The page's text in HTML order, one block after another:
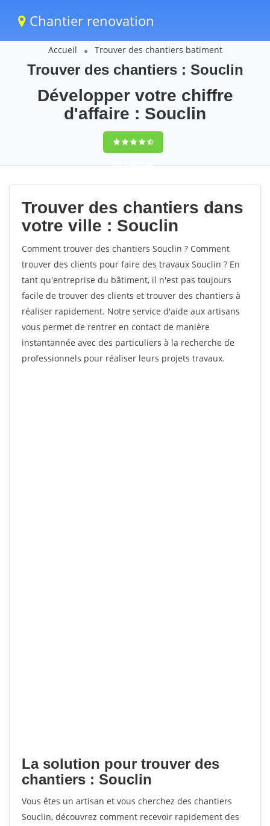
Chantier renovation
Accueil Trouver des chantiers batiment
Trouver des chantiers : Souclin
Développer votre chiffre
d'affaire : Souclin
9,5(100%)60
votes
Trouver des chantiers dans
votre ville : Souclin
Comment trouver des chantiers Souclin ? Comment
trouver des clients pour faire des travaux Souclin ? En
tant qu'entreprise du bâtiment, il n'est pas toujours
facile de trouver des clients et trouver des chantiers à
réaliser rapidement. Notre service d'aide aux artisans
vous permet de rentrer en contact de manière
instantannée avec des particuliers à la recherche de
professionnels pour réaliser leurs projets travaux.
La solution pour trouver des
chantiers : Souclin
Vous êtes un artisan et vous cherchez des chantiers
Souclin, découvrez comment recevoir rapidement des